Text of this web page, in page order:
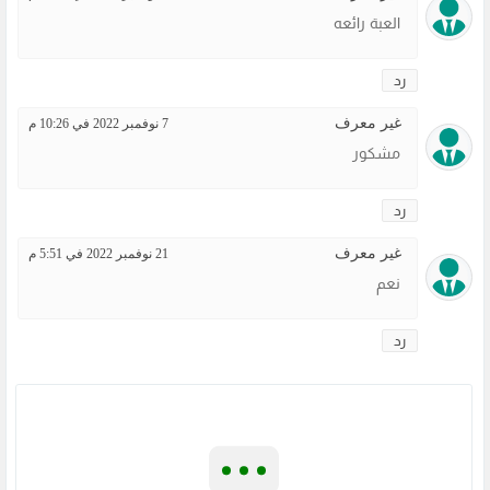
العبة رائعه
رد
غير معرف 7 نوفمبر 2022 في 10:26 م
مشكور
رد
غير معرف 21 نوفمبر 2022 في 5:51 م
نعم
رد